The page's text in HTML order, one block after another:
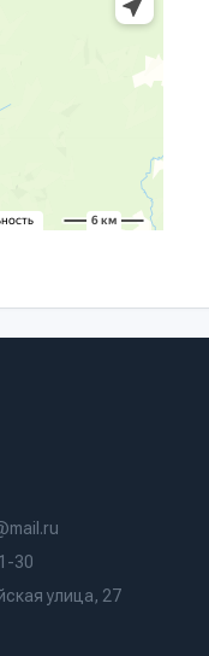
30
улица, 27